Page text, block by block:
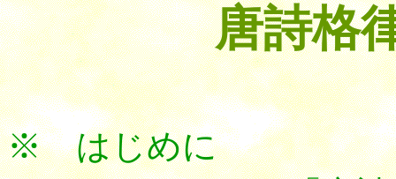
唐詩格
※ はじめに